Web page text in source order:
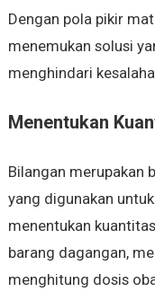
Dengan pola pikir
menemukan solusi
menghindari
Menentukan
Bilangan merupakan
yang digunakan
menentukan
barang dagangan,
menghitung dosis